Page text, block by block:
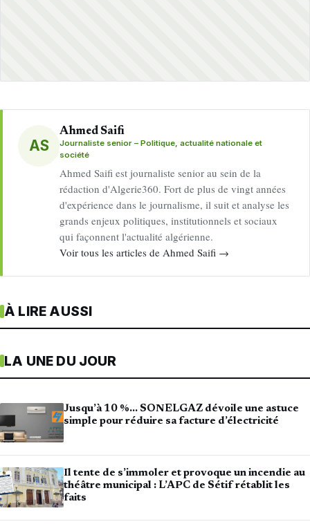
AS
Ahmed Saifi
Journaliste senior – Politique, actualité nationale et
société
Ahmed Saifi est journaliste senior au sein de la
rédaction d'Algerie360. Fort de plus de vingt années
d'expérience dans le journalisme, il suit et analyse les
grands enjeux politiques, institutionnels et sociaux
qui façonnent l'actualité algérienne.
Voir tous les articles de Ahmed Saifi →
À LIRE AUSSI
LA UNE DU JOUR
Jusqu’à 10 %… SONELGAZ dévoile une astuce
simple pour réduire sa facture d’électricité
Il tente de s’immoler et provoque un incendie au
théâtre municipal : L’APC de Sétif rétablit les
faits